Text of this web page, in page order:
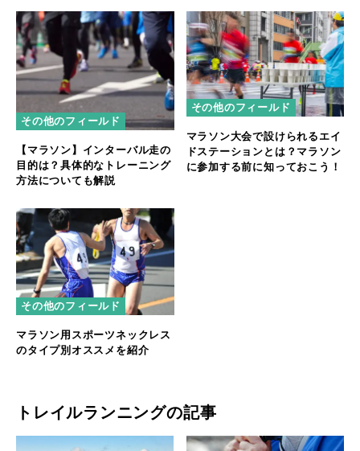
その他のフィールド
【マラソン】インターバル走の
目的は？具体的なトレーニング
方法についても解説
その他のフィールド
マラソン大会で設けられるエイ
ドステーションとは？マラソン
に参加する前に知っておこう！
その他のフィールド
マラソン用スポーツネックレス
のタイプ別オススメを紹介
トレイルランニングの記事